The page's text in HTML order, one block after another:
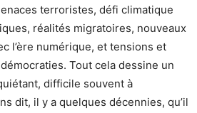
terroristes, défi climatique
réalités migratoires, nouveaux
l’ère numérique, et tensions et
Tout cela dessine un
difficile souvent à
dit, il y a quelques décennies, qu’il